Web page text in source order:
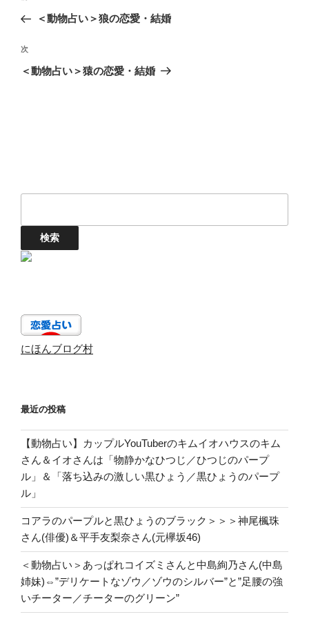
ナ
ビ
ゲ
の
稿
＜動物占い＞狼の恋愛・結婚
次
の
次
＜動物占い＞猿の恋愛・結婚
にほんブログ村
最近の投稿
【動物占い】カップルYouTuberのキムイオハウスのキム
さん＆イオさんは「物静かなひつじ／ひつじのパープ
ル」＆「落ち込みの激しい黒ひょう／黒ひょうのパープ
ル」
コアラのパープルと黒ひょうのブラック＞＞＞神尾楓珠
さん(俳優)＆平手友梨奈さん(元欅坂46)
＜動物占い＞あっぱれコイズミさんと中島絢乃さん(中島
姉妹)⇔”デリケートなゾウ／ゾウのシルバー”と”足腰の強
いチーター／チーターのグリーン”